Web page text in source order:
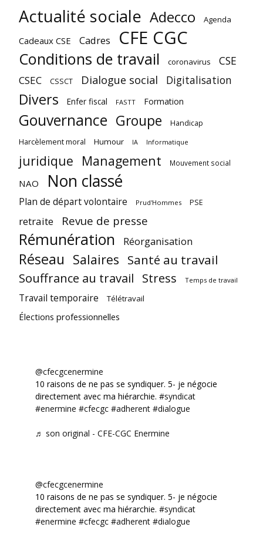
Actualité sociale Adecco Agenda
Cadeaux CSE Cadres CFE CGC
Conditions de travail coronavirus CSE
CSEC CSSCT Dialogue social Digitalisation
Divers Enfer fiscal FASTT Formation
Gouvernance Groupe Handicap
Harcèlement moral Humour IA Informatique
juridique Management Mouvement social
NAO Non classé
Plan de départ volontaire Prud'Hommes PSE
retraite Revue de presse
Rémunération Réorganisation
Réseau Salaires Santé au travail
Souffrance au travail Stress Temps de travail
Travail temporaire Télétravail
Élections professionnelles
@cfecgcenermine
10 raisons de ne pas se syndiquer. 5- je négocie
directement avec ma hiérarchie. #syndicat
#enermine #cfecgc #adherent #dialogue
♬ son original - CFE-CGC Enermine
@cfecgcenermine
10 raisons de ne pas se syndiquer. 5- je négocie
directement avec ma hiérarchie. #syndicat
#enermine #cfecgc #adherent #dialogue